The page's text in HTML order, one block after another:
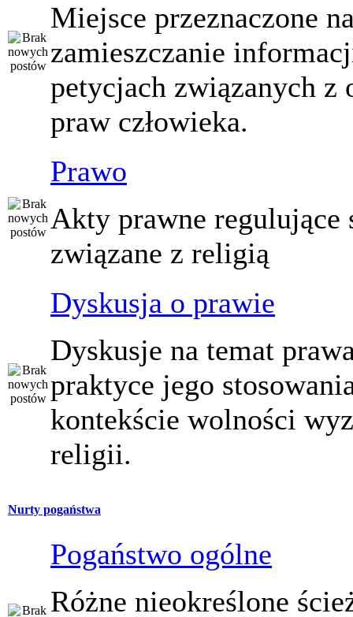
Miejsce przeznaczone
zamieszczanie
petycjach związanych z
praw człowieka.
Prawo
Akty prawne regulujące
związane z religią
Dyskusja o prawie
Dyskusje na temat
praktyce jego
kontekście wolności
religii.
Nurty pogaństwa
Pogaństwo ogólne
Różne nieokreślone